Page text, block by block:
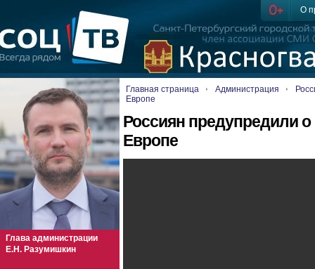
О
Глава администрации
Е.Н. Разумишкин
Главная страница Администрация
Европе
Россиян предупредили
Европе